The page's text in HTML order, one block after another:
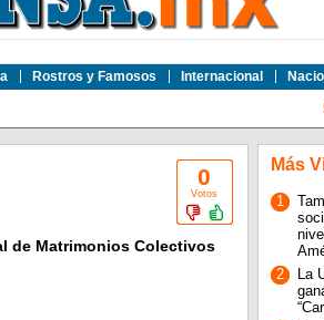
Rostros y Famosos Internacional
0
Votos
de Matrimonios Colectivos
Más
1
2
La